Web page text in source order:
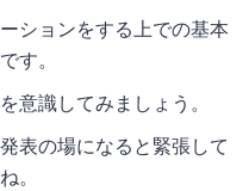
ションをする上での基本
です。
を意識してみましょう。
表の場になると緊張して
。